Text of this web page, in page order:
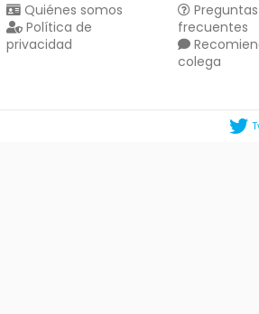
Quiénes somos
Política de
privacidad
frecuentes
colega